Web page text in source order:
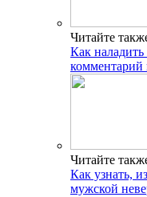
Читайте
Как
комментарий
Читайте
Как узнать,
мужской